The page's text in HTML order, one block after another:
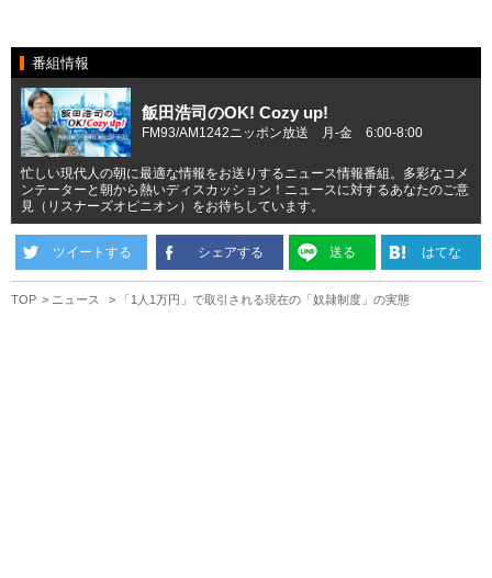
番組情報
飯田浩司のOK! Cozy up!
FM93/AM1242ニッポン放送 月-金 6:00-8:00
忙しい現代人の朝に最適な情報をお送りするニュース情報番組。多彩なコメ
ンテーターと朝から熱いディスカッション！ニュースに対するあなたのご意
見（リスナーズオピニオン）をお待ちしています。
ツイートする シェアする 送る はてな
TOP ニュース 「1人1万円」で取引される現在の「奴隷制度」の実態